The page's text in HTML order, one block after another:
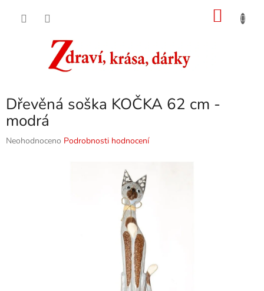
Dřevěná soška KOČKA 62 cm -
modrá
Průměrné
Neohodnoceno Podrobnosti hodnocení